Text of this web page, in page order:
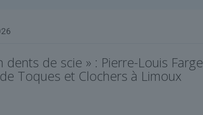
dents de scie » : Pierre-Louis Farge
Toques et Clochers à Limoux